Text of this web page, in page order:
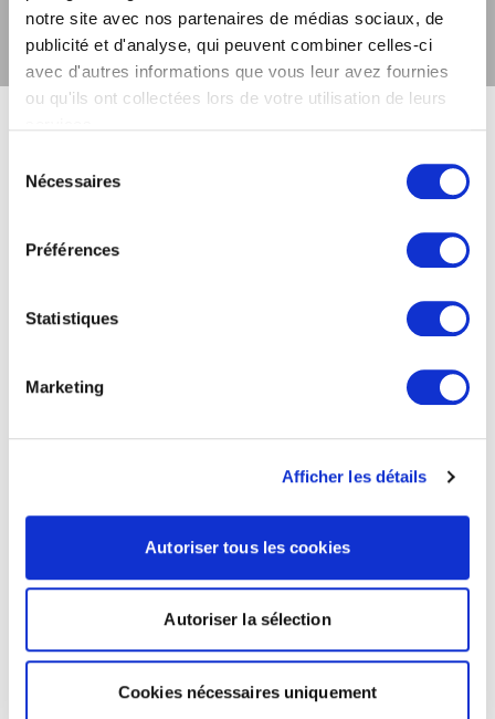
notre site avec nos partenaires de médias sociaux, de
publicité et d'analyse, qui peuvent combiner celles-ci
avec d'autres informations que vous leur avez fournies
ou qu'ils ont collectées lors de votre utilisation de leurs
Nécessaires
Préférences
Statistiques
Marketing
Afficher les détails
Autoriser tous les cookies
Autoriser la sélection
Cookies nécessaires uniquement
Les centrales éoliennes
Document PDF pour développer ses
connaissances sur les centrales éoliennes
terrestres et en mer.
Collège Lycée
Ressource documentaire Note : 3.5 étoiles